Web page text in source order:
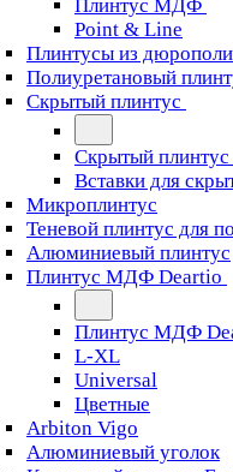
Плинтус МДФ
Point & Line
Плинтусы из
Полиуретановый
Скрытый плинтус
Скрытый плинтус
Вставки для
Микроплинтус
Теневой плинтус для
Алюминиевый плинтус
Плинтус МДФ Deartio
Плинтус МДФ
L-XL
Universal
Цветные
Arbiton Vigo
Алюминиевый уголок